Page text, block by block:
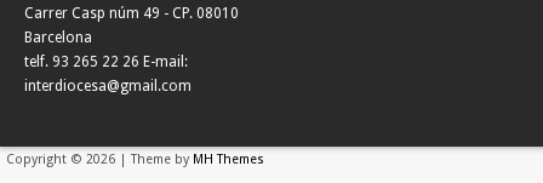
Carrer Casp núm 49 - CP. 08010
Barcelona
telf. 93 265 22 26 E-mail:
interdiocesa@gmail.com
Copyright © 2026 | Theme by MH Themes